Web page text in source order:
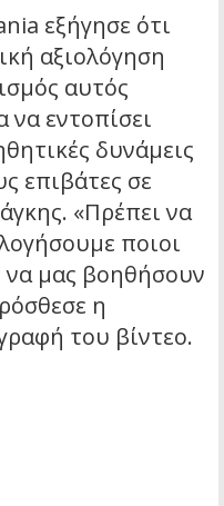
εξήγησε ότι
αξιολόγηση
αυτός
εντοπίσει
δυνάμεις
επιβάτες σε
«Πρέπει να
ποιοι
μας βοηθήσουν
η
του βίντεο.